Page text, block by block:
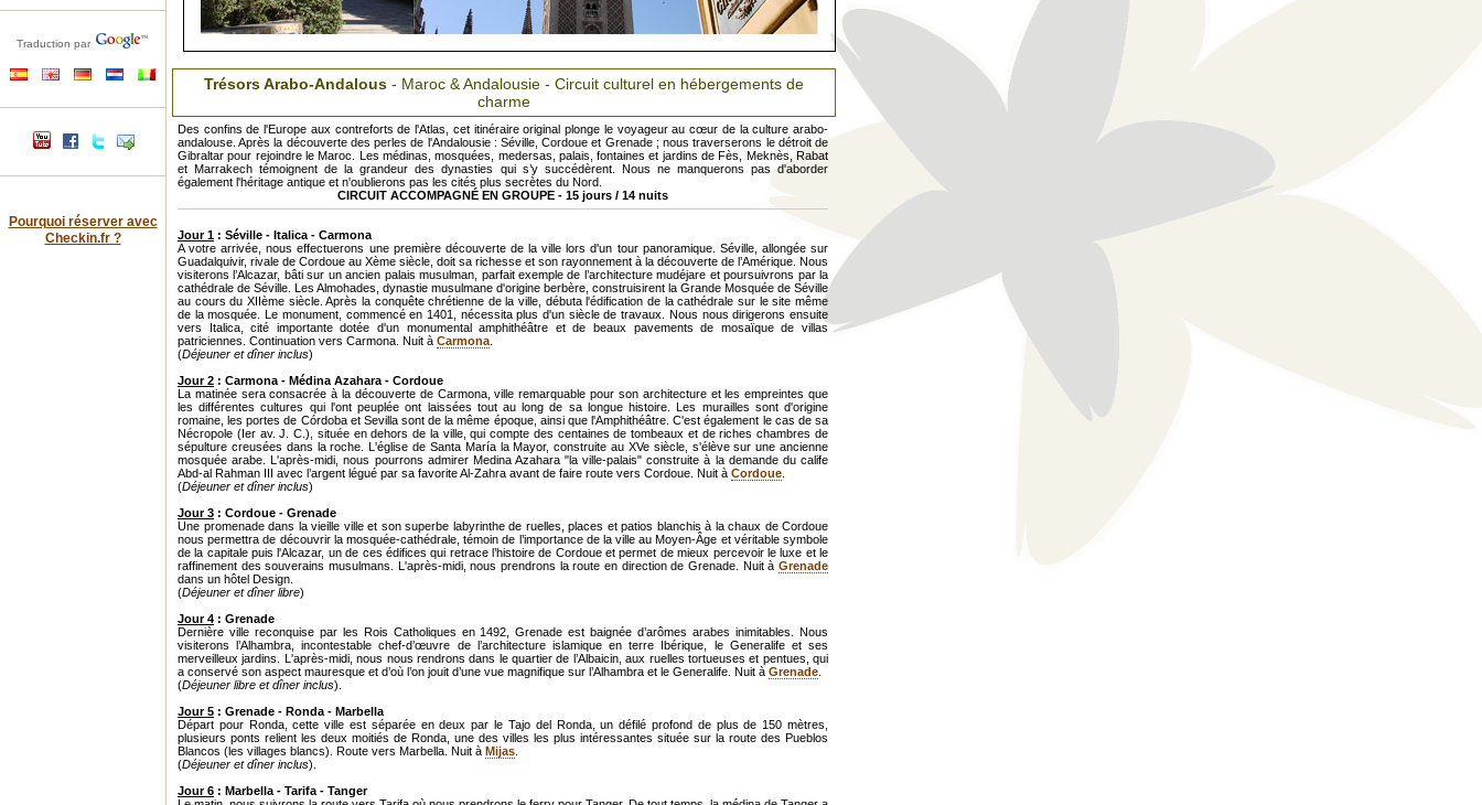
Traduction par
Pourquoi réserver avec
Checkin.fr ?
Trésors Arabo-Andalous - Maroc & Andalousie - Circuit culturel en hébergements de
charme
Des confins de l'Europe aux contreforts de l'Atlas, cet itinéraire original plonge le voyageur au cœur de la culture arabo-
andalouse. Après la découverte des perles de l'Andalousie : Séville, Cordoue et Grenade ; nous traverserons le détroit de
Gibraltar pour rejoindre le Maroc. Les médinas, mosquées, medersas, palais, fontaines et jardins de Fès, Meknès, Rabat
et Marrakech témoignent de la grandeur des dynasties qui s’y succédèrent. Nous ne manquerons pas d'aborder
également l'héritage antique et n'oublierons pas les cités plus secrètes du Nord.
CIRCUIT ACCOMPAGNÉ EN GROUPE - 15 jours / 14 nuits
Jour 1 : Séville - Italica - Carmona
A votre arrivée, nous effectuerons une première découverte de la ville lors d'un tour panoramique. Séville, allongée sur
Guadalquivir, rivale de Cordoue au Xème siècle, doit sa richesse et son rayonnement à la découverte de l’Amérique. Nous
visiterons l’Alcazar, bâti sur un ancien palais musulman, parfait exemple de l’architecture mudéjare et poursuivrons par la
cathédrale de Séville. Les Almohades, dynastie musulmane d'origine berbère, construisirent la Grande Mosquée de Séville
au cours du XIIème siècle. Après la conquête chrétienne de la ville, débuta l'édification de la cathédrale sur le site même
de la mosquée. Le monument, commencé en 1401, nécessita plus d'un siècle de travaux. Nous nous dirigerons ensuite
vers Italica, cité importante dotée d'un monumental amphithéâtre et de beaux pavements de mosaïque de villas
patriciennes. Continuation vers Carmona. Nuit à Carmona
(Déjeuner et dîner inclus)
Jour 2 : Carmona - Médina Azahara - Cordoue
La matinée sera consacrée à la découverte de Carmona, ville remarquable pour son architecture et les empreintes que
les différentes cultures qui l'ont peuplée ont laissées tout au long de sa longue histoire. Les murailles sont d'origine
romaine, les portes de Córdoba et Sevilla sont de la même époque, ainsi que l'Amphithéâtre. C'est également le cas de sa
Nécropole (Ier av. J. C.), située en dehors de la ville, qui compte des centaines de tombeaux et de riches chambres de
sépulture creusées dans la roche. L'église de Santa María la Mayor, construite au XVe siècle, s'élève sur une ancienne
mosquée arabe. L'après-midi, nous pourrons admirer Medina Azahara "la ville-palais" construite à la demande du calife
Abd-al Rahman III avec l’argent légué par sa favorite Al-Zahra avant de faire route vers Cordoue. Nuit à Cordoue
(Déjeuner et dîner inclus)
Jour 3 : Cordoue - Grenade
Une promenade dans la vieille ville et son superbe labyrinthe de ruelles, places et patios blanchis à la chaux de Cordoue
nous permettra de découvrir la mosquée-cathédrale, témoin de l’importance de la ville au Moyen-Âge et véritable symbole
de la capitale puis l'Alcazar, un de ces édifices qui retrace l’histoire de Cordoue et permet de mieux percevoir le luxe et le
raffinement des souverains musulmans. L'après-midi, nous prendrons la route en direction de Grenade. Nuit à Grenade
dans un hôtel Design.
(Déjeuner et dîner libre)
Jour 4 : Grenade
Dernière ville reconquise par les Rois Catholiques en 1492, Grenade est baignée d’arômes arabes inimitables. Nous
visiterons l’Alhambra, incontestable chef-d’œuvre de l’architecture islamique en terre Ibérique, le Generalife et ses
merveilleux jardins. L'après-midi, nous nous rendrons dans le quartier de l’Albaicin, aux ruelles tortueuses et pentues, qui
a conservé son aspect mauresque et d’où l’on jouit d’une vue magnifique sur l’Alhambra et le Generalife. Nuit à Grenade
(Déjeuner libre et dîner inclus).
Jour 5 : Grenade - Ronda - Marbella
Départ pour Ronda, cette ville est séparée en deux par le Tajo del Ronda, un défilé profond de plus de 150 mètres,
plusieurs ponts relient les deux moitiés de Ronda, une des villes les plus intéressantes située sur la route des Pueblos
Blancos (les villages blancs). Route vers Marbella. Nuit à Mijas
(Déjeuner et dîner inclus).
Jour 6 : Marbella - Tarifa - Tanger